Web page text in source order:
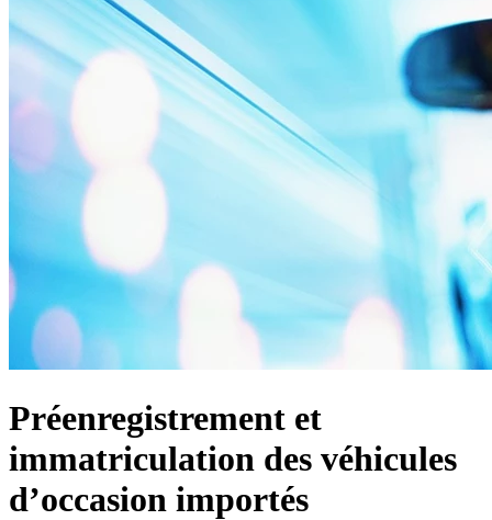
Préenregistrement et
immatriculation des véhicules
d’occasion importés